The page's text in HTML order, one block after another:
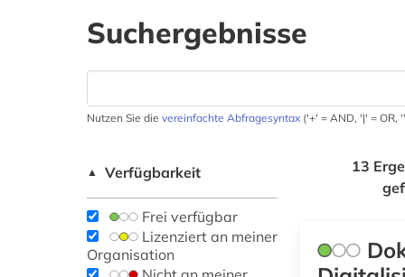
Suchergebnisse
Nutzen Sie die vereinfachte Abfragesyntax ('+' = AND, '|' = OR,
▲ Verfügbarkeit
Frei verfügbar
Lizenziert an meiner
Organisation
13